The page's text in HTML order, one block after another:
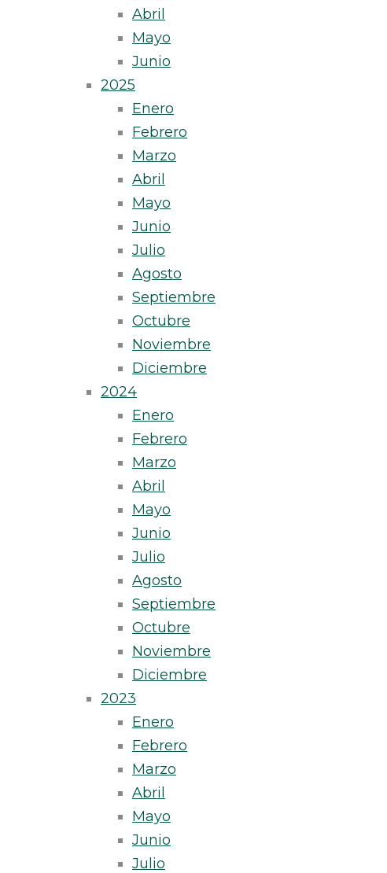
Abril
Mayo
Junio
2025
Enero
Febrero
Marzo
Abril
Mayo
Junio
Julio
Agosto
Septiembre
Octubre
Noviembre
Diciembre
2024
Enero
Febrero
Marzo
Abril
Mayo
Junio
Julio
Agosto
Septiembre
Octubre
Noviembre
Diciembre
2023
Enero
Febrero
Marzo
Abril
Mayo
Junio
Julio